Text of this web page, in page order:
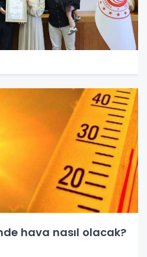
hava nasıl olacak?